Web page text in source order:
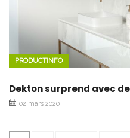
PRODUCTINFO
Dekton surprend avec
02 mars 2020